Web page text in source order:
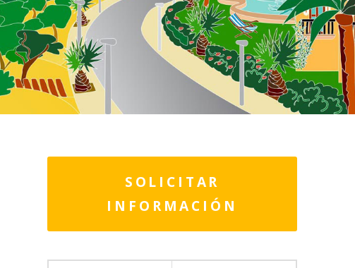
SOLICITAR
INFORMACIÓN